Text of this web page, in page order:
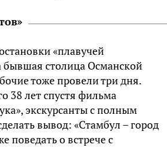
«плавучей
бывшая столица Османской
тоже провели три дня.
38 лет спустя фильма
экскурсанты с полным
вывод: «Стамбул – город
поведать о встрече с